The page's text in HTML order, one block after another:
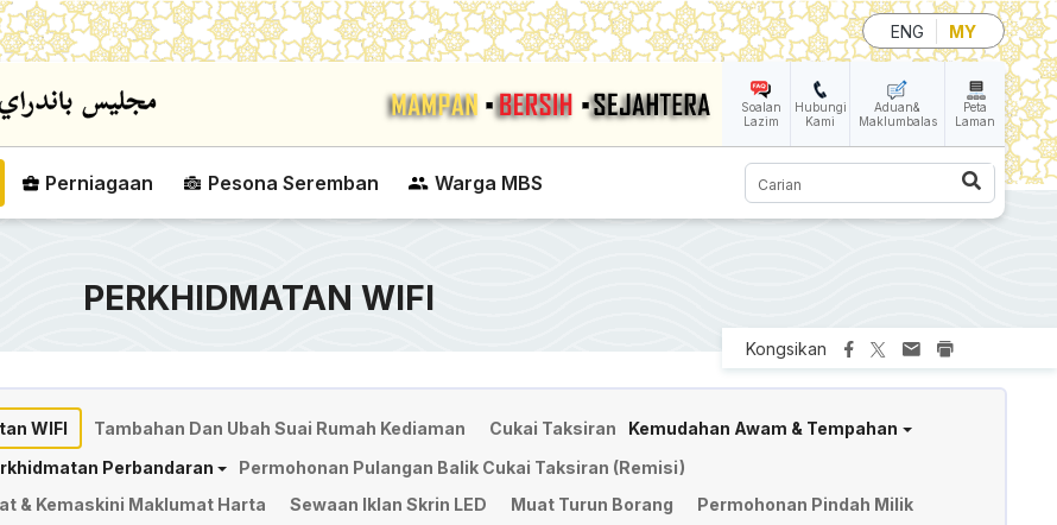
Skip to main content
ENG MY
Soalan
Lazim
Hubungi
Kami
Aduan&
Maklumbalas
Peta
Laman
Perniagaan Pesona Seremban Warga MBS Carian
PERKHIDMATAN WIFI
Kongsikan
WIFI Tambahan Dan Ubah Suai Rumah Kediaman Cukai Taksiran
Kemudahan Awam & Tempahan
Perbandaran
Permohonan Pulangan Balik Cukai Taksiran (Remisi)
& Kemaskini Maklumat Harta
Sewaan Iklan Skrin LED Muat Turun Borang
Permohonan Pindah Milik